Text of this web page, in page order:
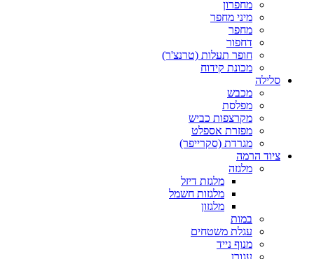
מחפרון
מיני מחפר
מחפר
דחפור
חופר תעלות (טרנצ'ר)
מכונת קידוח
סלילה
מכבש
מפלסת
מקרצפות כביש
מפזרת אספלט
מגרדת (סקרייפר)
ציוד הרמה
מלגזה
מלגזת דיזל
מלגזות חשמל
מלגזון
במות
עגלת משטחים
מנוף נייד
עגורן